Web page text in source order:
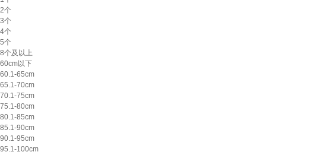
2个
3个
4个
5个
8个及以上
60cm以下
60.1-65cm
65.1-70cm
70.1-75cm
75.1-80cm
80.1-85cm
85.1-90cm
90.1-95cm
95.1-100cm